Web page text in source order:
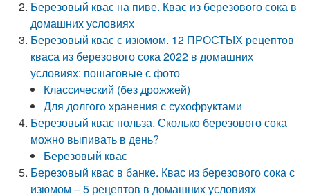
Березовый квас на пиве. Квас из березового сока в
домашних условиях
Березовый квас с изюмом. 12 ПРОСТЫХ рецептов
кваса из березового сока 2022 в домашних
условиях: пошаговые с фото
Классический (без дрожжей)
Для долгого хранения с сухофруктами
Березовый квас польза. Сколько березового сока
можно выпивать в день?
Березовый квас
Березовый квас в банке. Квас из березового сока с
изюмом – 5 рецептов в домашних условиях